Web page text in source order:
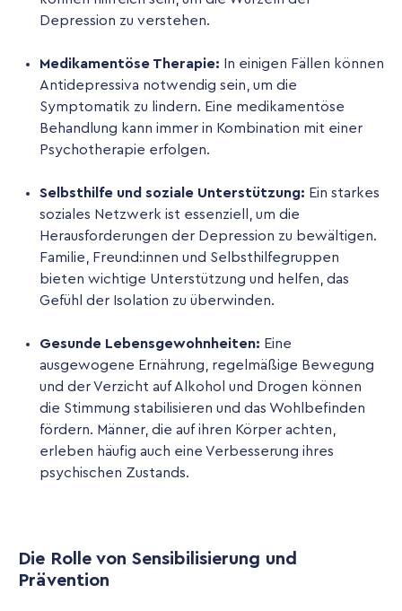
Depression zu verstehen.
Medikamentöse Therapie: In einigen Fällen können
Antidepressiva notwendig sein, um die
Symptomatik zu lindern. Eine medikamentöse
Behandlung kann immer in Kombination mit einer
Psychotherapie erfolgen.
Selbsthilfe und soziale Unterstützung: Ein starkes
soziales Netzwerk ist essenziell, um die
Herausforderungen der Depression zu bewältigen.
Familie, Freund:innen und Selbsthilfegruppen
bieten wichtige Unterstützung und helfen, das
Gefühl der Isolation zu überwinden.
Gesunde Lebensgewohnheiten: Eine
ausgewogene Ernährung, regelmäßige Bewegung
und der Verzicht auf Alkohol und Drogen können
die Stimmung stabilisieren und das Wohlbefinden
fördern. Männer, die auf ihren Körper achten,
erleben häufig auch eine Verbesserung ihres
psychischen Zustands.
Die Rolle von Sensibilisierung und
Prävention